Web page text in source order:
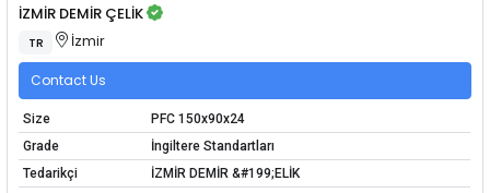
İZMİR DEMİR ÇELİK
TR İzmir
Contact Us
Size
PFC 150x90x24
Grade
İngiltere Standartları
Tedarikçi
İZMİR DEMİR &#199;ELİK